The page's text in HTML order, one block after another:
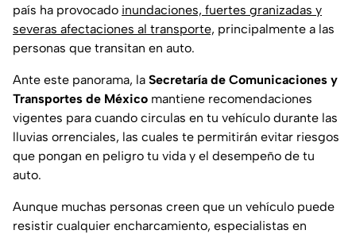
país ha provocado inundaciones, fuertes granizadas y
severas afectaciones al transporte, principalmente a las
personas que transitan en auto.
Ante este panorama, la Secretaría de Comunicaciones y
Transportes de México mantiene recomendaciones
vigentes para cuando circulas en tu vehículo durante las
lluvias orrenciales, las cuales te permitirán evitar riesgos
que pongan en peligro tu vida y el desempeño de tu
auto.
Aunque muchas personas creen que un vehículo puede
resistir cualquier encharcamiento, especialistas en